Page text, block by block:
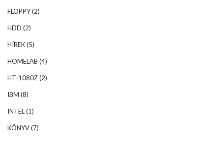
FLOPPY(2)
HDD (2)
HÍREK(5)
HOMELAB (4)
HT-1080Z(2)
IBM (8)
INTEL(1)
KÖNYV(7)